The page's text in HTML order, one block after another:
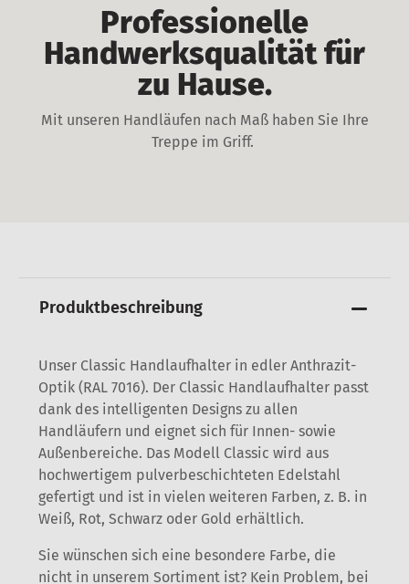
Professionelle
Handwerksqualität für
zu Hause.
Mit unseren Handläufen nach Maß haben Sie Ihre
Treppe im Griff.
Produktbeschreibung
Unser Classic Handlaufhalter in edler Anthrazit-
Optik (RAL 7016). Der Classic Handlaufhalter passt
dank des intelligenten Designs zu allen
Handläufern und eignet sich für Innen- sowie
Außenbereiche. Das Modell Classic wird aus
hochwertigem pulverbeschichteten Edelstahl
gefertigt und ist in vielen weiteren Farben, z. B. in
Weiß, Rot, Schwarz oder Gold erhältlich.
Sie wünschen sich eine besondere Farbe, die
nicht in unserem Sortiment ist? Kein Problem, bei